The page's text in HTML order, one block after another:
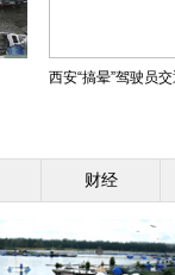
西安“搞晕”驾驶员
财经